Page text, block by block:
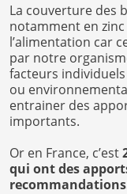
La couverture des
notamment en
l’alimentation car
par notre
facteurs
ou
entrainer des
importants.
Or en France, c’est
qui ont des